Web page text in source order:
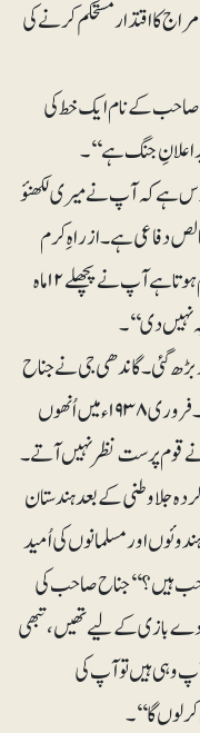
کا اقتدار مستحکم کرنے کی
صاحب کے نام ایک خط کی
جنگ ہے‘‘۔
ہے کہ آپ نے میری لکھنؤ
دفاعی ہے۔ ازراہِ کرم
اُسے پھر پڑھیے اور سمجھنے کی کوشش کیجیے۔ معلوم ہوتا ہے آپ نے پچھلے ۱۲ماہ
دی‘‘۔
گئی۔ گاندھی جی نے جناح
صاحب کو بحث میں اُلجھانے کی نئی صورت نکالی۔ فروری ۱۹۳۸ء میں اُنھوں
قوم پرست نظر نہیں آتے۔
کردہ جلاوطنی کے بعد ہندستان
اور مسلمانوں کی اُمید
ہیں؟‘‘ جناح صاحب کی
بازی کے لیے تھیں، تبھی
وہی ہیں تو آپ کی
گا‘‘۔